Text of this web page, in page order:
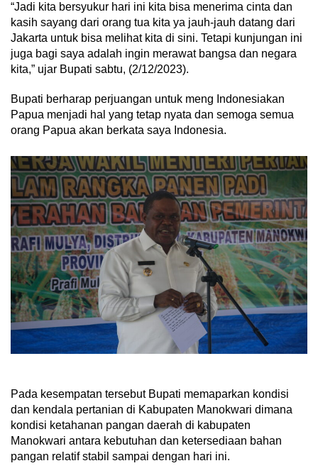
“Jadi kita bersyukur hari ini kita bisa menerima cinta dan
kasih sayang dari orang tua kita ya jauh-jauh datang dari
Jakarta untuk bisa melihat kita di sini. Tetapi kunjungan ini
juga bagi saya adalah ingin merawat bangsa dan negara
kita,” ujar Bupati sabtu, (2/12/2023).
Bupati berharap perjuangan untuk meng Indonesiakan
Papua menjadi hal yang tetap nyata dan semoga semua
orang Papua akan berkata saya Indonesia.
Pada kesempatan tersebut Bupati memaparkan kondisi
dan kendala pertanian di Kabupaten Manokwari dimana
kondisi ketahanan pangan daerah di kabupaten
Manokwari antara kebutuhan dan ketersediaan bahan
pangan relatif stabil sampai dengan hari ini.